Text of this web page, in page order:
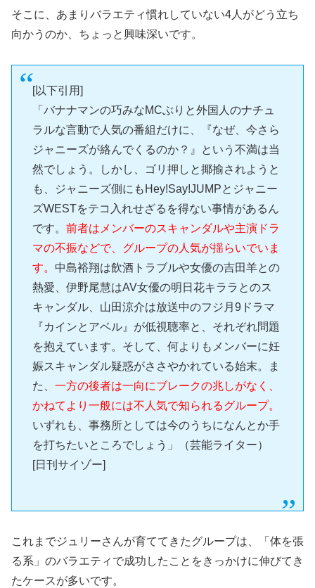
そこに、あまりバラエティ慣れしていない4人がどう立ち
向かうのか、ちょっと興味深いです。
[以下引用]
「バナナマンの巧みなMCぶりと外国人のナチュ
ラルな言動で人気の番組だけに、『なぜ、今さら
ジャニーズが絡んでくるのか？』という不満は当
然でしょう。しかし、ゴリ押しと揶揄されようと
も、ジャニーズ側にもHey!Say!JUMPとジャニー
ズWESTをテコ入れせざるを得ない事情があるん
です。 前者はメンバーのスキャンダルや主演ドラ
マの不振などで、グループの人気が揺らいでいま
す。 中島裕翔は飲酒トラブルや女優の吉田羊との
熱愛、伊野尾慧はAV女優の明日花キララとのス
キャンダル、山田涼介は放送中のフジ月9ドラマ
『カインとアベル』が低視聴率と、それぞれ問題
を抱えています。そして、何よりもメンバーに妊
娠スキャンダル疑惑がささやかれている始末。ま
た、 一方の後者は一向にブレークの兆しがなく、
かねてより一般には不人気で知られるグループ。
いずれも、事務所としては今のうちになんとか手
を打ちたいところでしょう」（芸能ライター）
[日刊サイゾー]
これまでジュリーさんが育ててきたグループは、「体を張
る系」のバラエティで成功したことをきっかけに伸びてき
たケースが多いです。